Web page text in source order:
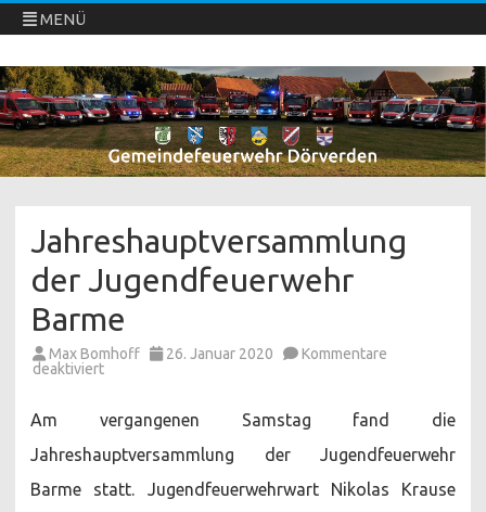
MENÜ
Freiwillige Feuerwehren Dörverden
Direkt
zum
Inhalt
springen
Jahreshauptversammlung
der Jugendfeuerwehr
Barme
Max Bomhoff 26. Januar 2020
Kommentare
deaktiviertfür
Jugendfeuerwehr
Barme
Am vergangenen Samstag fand die
Jahreshauptversammlung der Jugendfeuerwehr
Barme statt. Jugendfeuerwehrwart Nikolas Krause